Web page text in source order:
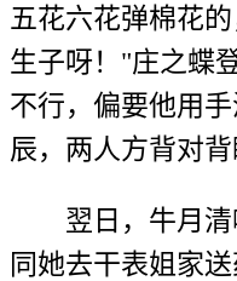
五花六花弹棉花
生子呀！"庄之蝶
不行，偏要他用
辰，两人方背对背
翌日，牛月
同她去干表姐家